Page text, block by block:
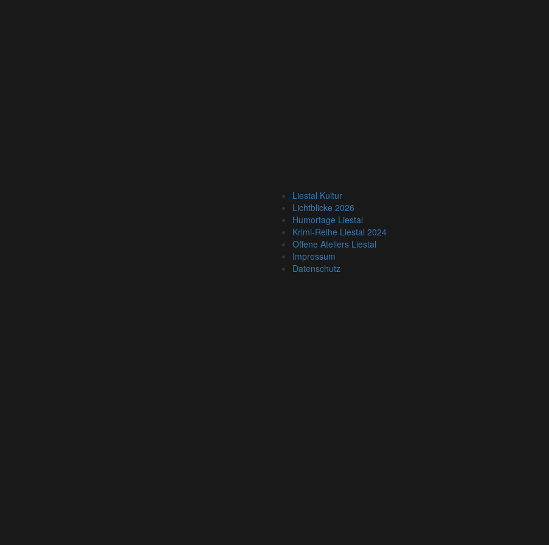
Liestal Kultur
Lichtblicke 2026
Humortage Liestal
Krimi-Reihe Liestal 2024
Offene Ateliers Liestal
Impressum
Datenschutz